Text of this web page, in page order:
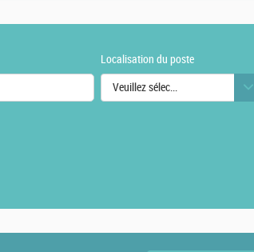
Localisation du poste
Veuillez sélectionner une ou des